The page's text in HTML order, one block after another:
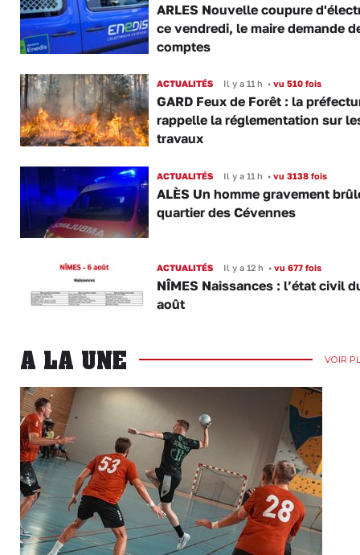
ARLES Nouvelle coupure
ce vendredi, le maire demande
comptes
ACTUALITÉS Il y a 11 h •vu 510 fois
GARD Feux de Forêt : la
rappelle la réglementation sur
travaux
ACTUALITÉS Il y a 11 h •vu 3138 fois
ALÈS Un homme gravement
quartier des Cévennes
ACTUALITÉS Il y a 12 h •vu 677 fois
NÎMES Naissances : l’état civil
août
A LA UNE VOIR